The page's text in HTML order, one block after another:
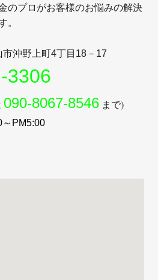
のプロがお客様のお悩みの解決
。
市沖野上町4丁目 18－17
3306
090-8067-8546 まで)
～PM5:00